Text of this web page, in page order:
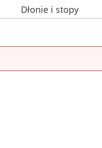
Dłonie i stopy